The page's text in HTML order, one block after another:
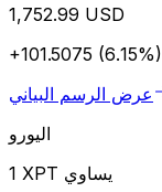
1,752.99 USD
+101.5075 (6.15%)
عرض الرسم البياني
اليورو
1 XPT يساوي